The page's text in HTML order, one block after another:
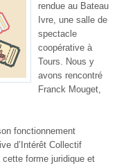
rendue au Bateau
Ivre, une salle de
spectacle
coopérative à
Tours. Nous y
avons rencontré
Franck Mouget,
fonctionnement
d’Intérêt Collectif
forme juridique et